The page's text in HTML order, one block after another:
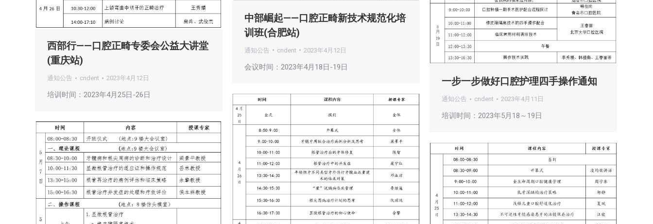
西部行——口腔正畸专委会公益大讲堂
(重庆站)
通知公告 cndent 2023年4月12日
培训时间：2023年4月25日-26日
中部崛起——口腔正畸新技术规范化培
训班(合肥站)
通知公告 cndent 2023年4月12日
会议时间：2023年4月18日-19日
一步一步做好口腔护理四手操作通知
通知公告 cndent 2023年4月11日
培训时间：2023年5月18～19日